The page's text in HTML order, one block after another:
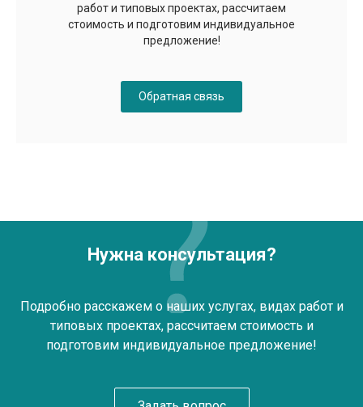
работ и типовых проектах, рассчитаем
стоимость и подготовим индивидуальное
предложение!
Обратная связь
Нужна консультация?
Подробно расскажем о наших услугах, видах работ и
типовых проектах, рассчитаем стоимость и
подготовим индивидуальное предложение!